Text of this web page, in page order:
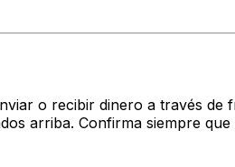
o recibir dinero a través de
arriba. Confirma siempre